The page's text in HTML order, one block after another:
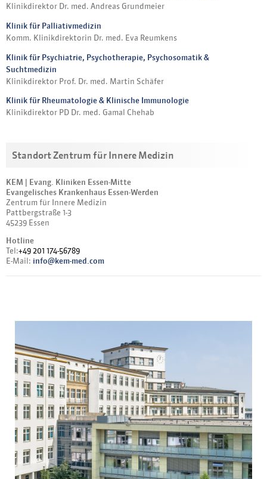
Klinikdirektor Dr. med. Andreas Grundmeier
Klinik für Palliativmedizin
Komm. Klinikdirektorin Dr. med. Eva Reumkens
Klinik für Psychiatrie, Psychotherapie, Psychosomatik &
Suchtmedizin
Klinikdirektor Prof. Dr. med. Martin Schäfer
Klinik für Rheumatologie & Klinische Immunologie
Klinikdirektor PD Dr. med. Gamal Chehab
Standort Zentrum für Innere Medizin
KEM | Evang. Kliniken Essen-Mitte
Evangelisches Krankenhaus Essen-Werden
Zentrum für Innere Medizin
Pattbergstraße 1-3
45239 Essen
Hotline
Tel:+49 201 174-56789
E-Mail: info@kem-med.com